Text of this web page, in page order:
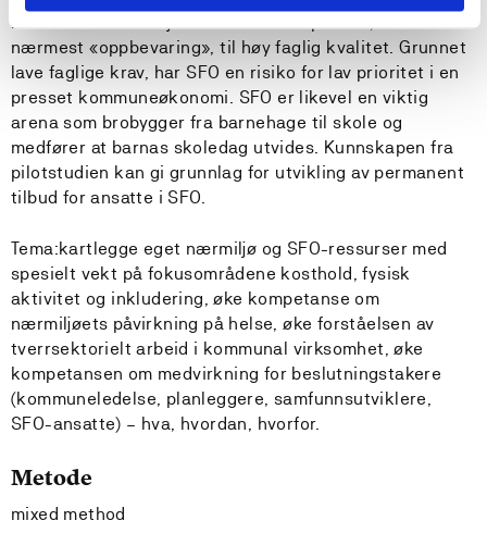
Det er store variasjoner i kvaliteten på SFO, fra
nærmest «oppbevaring», til høy faglig kvalitet. Grunnet
lave faglige krav, har SFO en risiko for lav prioritet i en
presset kommuneøkonomi. SFO er likevel en viktig
arena som brobygger fra barnehage til skole og
medfører at barnas skoledag utvides. Kunnskapen fra
pilotstudien kan gi grunnlag for utvikling av permanent
tilbud for ansatte i SFO.
Tema:kartlegge eget nærmiljø og SFO-ressurser med
spesielt vekt på fokusområdene kosthold, fysisk
aktivitet og inkludering, øke kompetanse om
nærmiljøets påvirkning på helse, øke forståelsen av
tverrsektorielt arbeid i kommunal virksomhet, øke
kompetansen om medvirkning for beslutningstakere
(kommuneledelse, planleggere, samfunnsutviklere,
SFO-ansatte) – hva, hvordan, hvorfor.
Metode
mixed method